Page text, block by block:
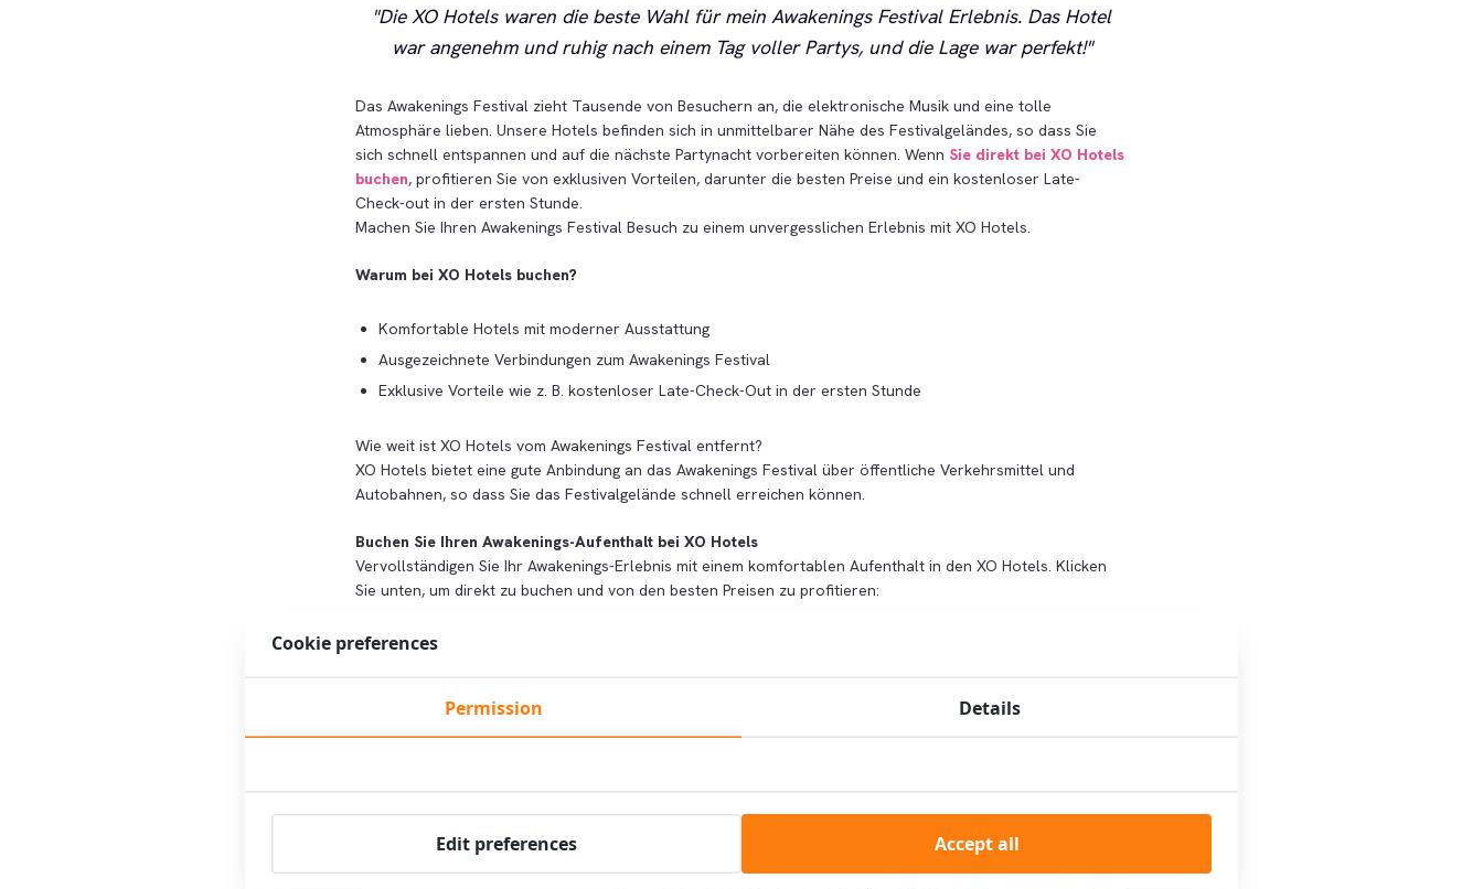
Die XO Hotels waren die beste Wahl für mein Awakenings Festival Erlebnis. Das Hotel
war angenehm und ruhig nach einem Tag voller Partys, und die Lage war perfekt!
Das Awakenings Festival zieht Tausende von Besuchern an, die elektronische Musik und eine tolle
Atmosphäre lieben. Unsere Hotels befinden sich in unmittelbarer Nähe des Festivalgeländes, so dass Sie
sich schnell entspannen und auf die nächste Partynacht vorbereiten können. Wenn Sie direkt bei XO Hotels
buchen, profitieren Sie von exklusiven Vorteilen, darunter die besten Preise und ein kostenloser Late-
Check-out in der ersten Stunde.
Machen Sie Ihren Awakenings Festival Besuch zu einem unvergesslichen Erlebnis mit XO Hotels.
Warum bei XO Hotels buchen?
Komfortable Hotels mit moderner Ausstattung
Ausgezeichnete Verbindungen zum Awakenings Festival
Exklusive Vorteile wie z. B. kostenloser Late-Check-Out in der ersten Stunde
Wie weit ist XO Hotels vom Awakenings Festival entfernt?
XO Hotels bietet eine gute Anbindung an das Awakenings Festival über öffentliche Verkehrsmittel und
Autobahnen, so dass Sie das Festivalgelände schnell erreichen können.
Buchen Sie Ihren Awakenings-Aufenthalt bei XO Hotels
Vervollständigen Sie Ihr Awakenings-Erlebnis mit einem komfortablen Aufenthalt in den XO Hotels. Klicken
Sie unten, um direkt zu buchen und von den besten Preisen zu profitieren:
Buchen Sie jetzt Ihren Awakenings Festival Aufenthalt
Vorteile für Awakenings-Besucher:
Cookie preferences
Permission Details
Edit preferences Accept all